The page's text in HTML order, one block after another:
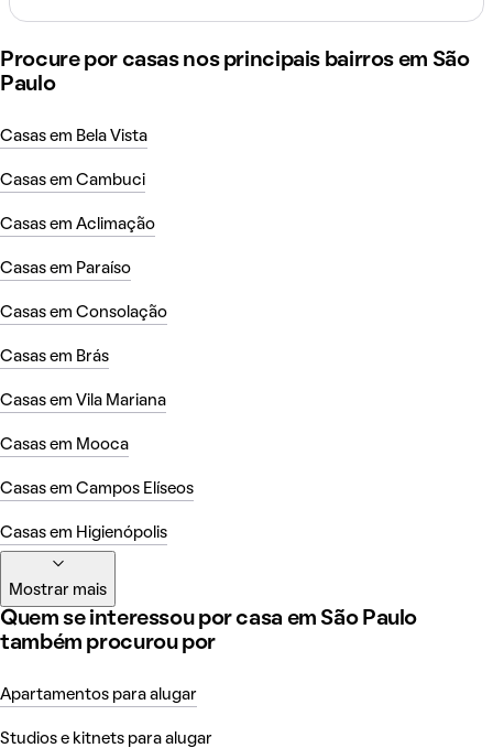
Procure por casas nos principais bairros em São
Paulo
Casas em Bela Vista
Casas em Cambuci
Casas em Aclimação
Casas em Paraíso
Casas em Consolação
Casas em Brás
Casas em Vila Mariana
Casas em Mooca
Casas em Campos Elíseos
Casas em Higienópolis
Mostrar mais
Quem se interessou por casa em São Paulo
também procurou por
Apartamentos para alugar
Studios e kitnets para alugar